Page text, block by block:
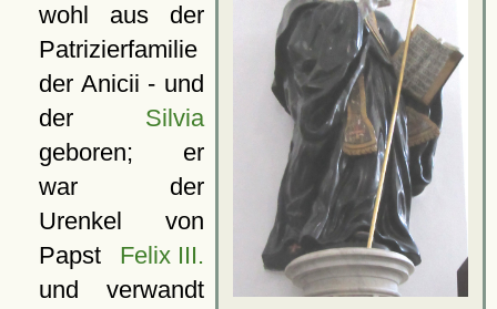
wohl aus der
Patrizierfamilie
der Anicii - und
der Silvia
geboren; er
war der
Urenkel von
Papst Felix III.
und verwandt